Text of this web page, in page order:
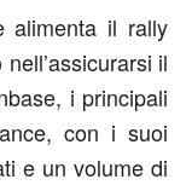
alimenta il rally
il
i principali
con i suoi
e un volume di